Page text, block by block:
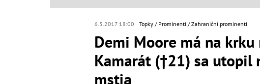
6.5.2017 18:00 Topky Prominenti Zahraniční prominenti
Demi Moore má na
Kamarát (†21) sa utopil
mstia